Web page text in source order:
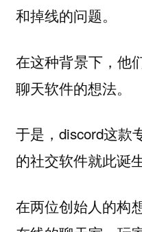
和掉线的问题。
在这种背景下，他
聊天软件的想法。
于是，discord这款
的社交软件就此诞生
在两位创始人的构